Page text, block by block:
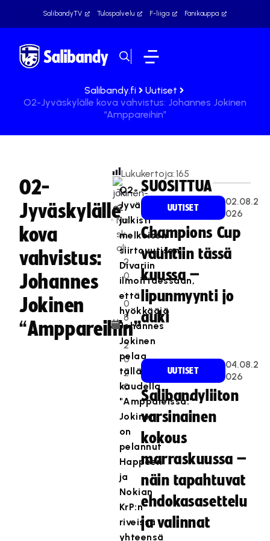
SalibandyTV Tulospalvelu F-liiga Fanikauppa
Salibandy.fi
Uutiset
O2-Jyväskylälle kova vahvistus: Johannes Jokinen
“Amppareihin”
O2-
Jyväskylälle
kova
vahvistus:
Johannes
Jokinen
“Amppareihin”
Te
a
Na
sk
ali
2
0
.
0
8
.
2
0
2
0
Lukukertoja:165
O2-
Jyväskylä
julkisti
melkoisen
siirtouutisen
Divariin
ilmoittaessaan,
että
hyökkääjä
Johannes
Jokinen
pelaa
tällä
kaudella
"Amppareissa."
Jokinen
on
pelannut
Happeen
ja
Nokian
KrP:n
riveissä
yhteensä
SUOSITTUA
UUTISET
02.08.2
026
Champions Cup
vauhtiin tässä
kuussa –
lipunmyynti jo
auki
UUTISET
04.08.2
026
Salibandyliiton
varsinainen
kokous
marraskuussa –
näin tapahtuvat
ehdokasasettelu
ja valinnat